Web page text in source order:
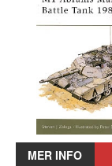
MER INFO